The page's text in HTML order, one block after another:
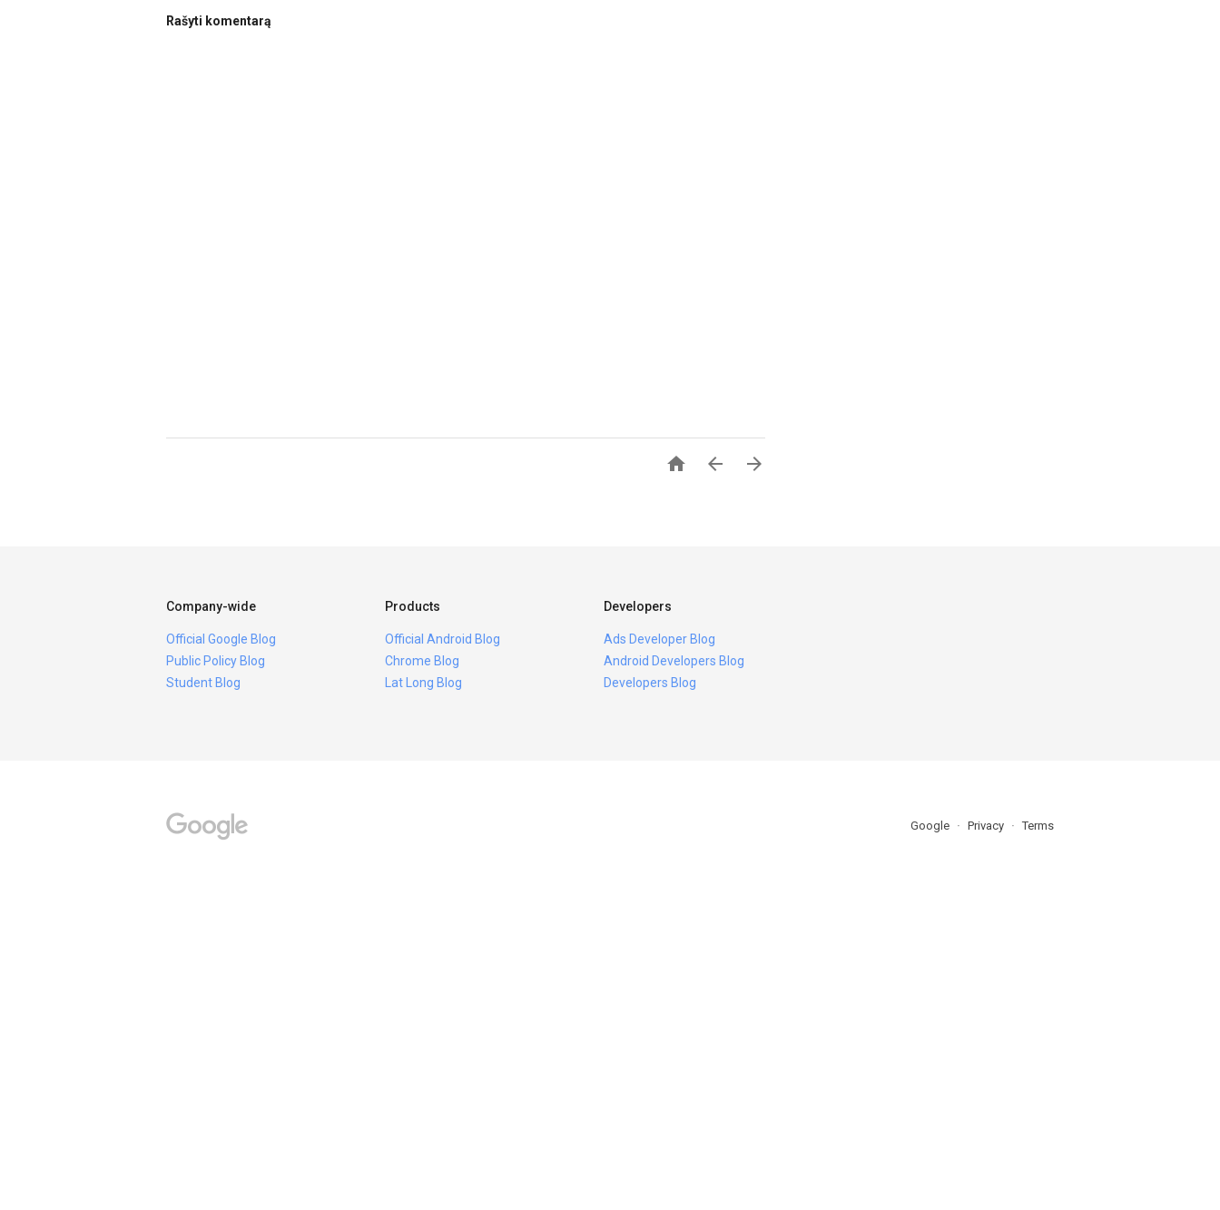
Rašyti komentarą
  
Company-wide
Official Google Blog
Public Policy Blog
Student Blog
Products
Official Android Blog
Chrome Blog
Lat Long Blog
Developers
Ads Developer Blog
Android Developers Blog
Developers Blog
Google Privacy Terms